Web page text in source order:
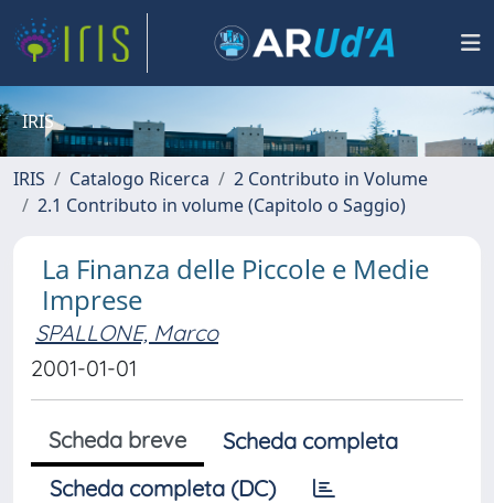
IRIS
IRIS Catalogo Ricerca
2 Contributo in Volume
2.1 Contributo in volume (Capitolo o Saggio)
La Finanza delle Piccole e Medie
Imprese
SPALLONE, Marco
2001-01-01
Scheda breve
Scheda completa
Scheda completa (DC)